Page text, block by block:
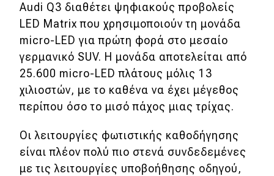
Audi Q3 διαθέτει ψηφιακούς προβολείς
LED Matrix που χρησιμοποιούν τη μονάδα
micro-LED για πρώτη φορά στο μεσαίο
γερμανικό SUV. Η μονάδα αποτελείται από
25.600 micro-LED πλάτους μόλις 13
χιλιοστών, με το καθένα να έχει μέγεθος
περίπου όσο το μισό πάχος μιας τρίχας.
Οι λειτουργίες φωτιστικής καθοδήγησης
είναι πλέον πολύ πιο στενά συνδεδεμένες
με τις λειτουργίες υποβοήθησης οδηγού,